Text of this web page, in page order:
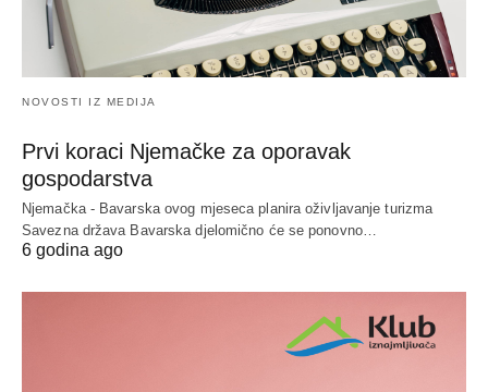
NOVOSTI IZ MEDIJA
Prvi koraci Njemačke za oporavak
gospodarstva
Njemačka - Bavarska ovog mjeseca planira oživljavanje turizma
Savezna država Bavarska djelomično će se ponovno…
6 godina ago